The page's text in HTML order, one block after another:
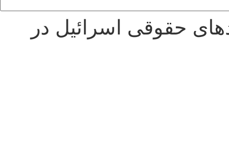
حقوقی اسرائیل در